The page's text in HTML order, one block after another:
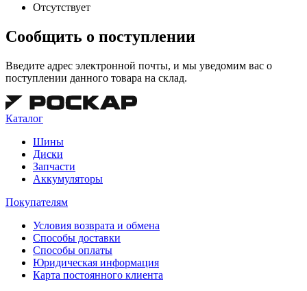
Отсутствует
Сообщить о поступлении
Введите адрес электронной почты, и мы уведомим вас о
поступлении данного товара на склад.
Каталог
Шины
Диски
Запчасти
Аккумуляторы
Покупателям
Условия возврата и обмена
Способы доставки
Способы оплаты
Юридическая информация
Карта постоянного клиента